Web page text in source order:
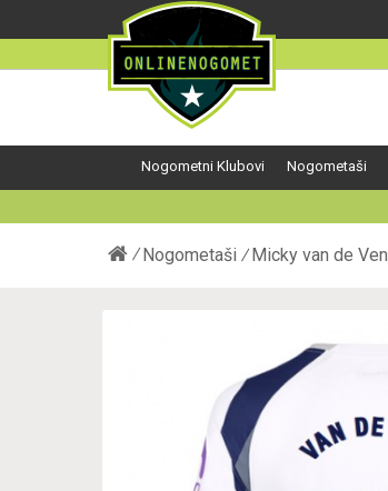
Nogometni Klubovi Nogometaši
Nogometaši Micky van de Ven